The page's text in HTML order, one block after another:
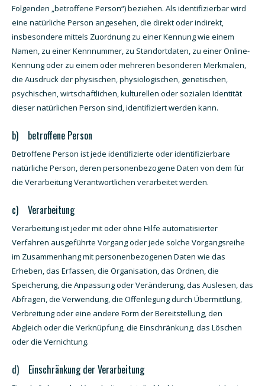
Folgenden „betroffene Person“) beziehen. Als identifizierbar wird
eine natürliche Person angesehen, die direkt oder indirekt,
insbesondere mittels Zuordnung zu einer Kennung wie einem
Namen, zu einer Kennnummer, zu Standortdaten, zu einer Online-
Kennung oder zu einem oder mehreren besonderen Merkmalen,
die Ausdruck der physischen, physiologischen, genetischen,
psychischen, wirtschaftlichen, kulturellen oder sozialen Identität
dieser natürlichen Person sind, identifiziert werden kann.
b) betroffene Person
Betroffene Person ist jede identifizierte oder identifizierbare
natürliche Person, deren personenbezogene Daten von dem für
die Verarbeitung Verantwortlichen verarbeitet werden.
c) Verarbeitung
Verarbeitung ist jeder mit oder ohne Hilfe automatisierter
Verfahren ausgeführte Vorgang oder jede solche Vorgangsreihe
im Zusammenhang mit personenbezogenen Daten wie das
Erheben, das Erfassen, die Organisation, das Ordnen, die
Speicherung, die Anpassung oder Veränderung, das Auslesen, das
Abfragen, die Verwendung, die Offenlegung durch Übermittlung,
Verbreitung oder eine andere Form der Bereitstellung, den
Abgleich oder die Verknüpfung, die Einschränkung, das Löschen
oder die Vernichtung.
d) Einschränkung der Verarbeitung